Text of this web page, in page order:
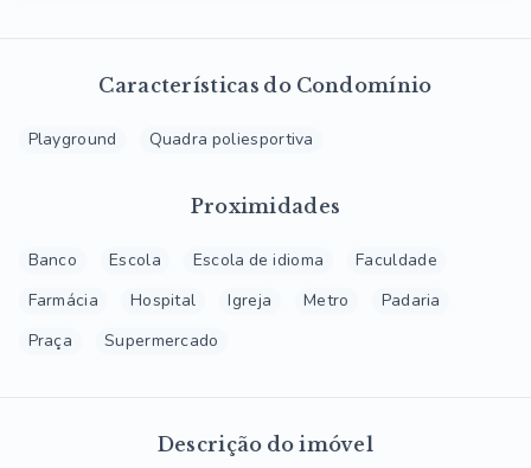
Características do Condomínio
Playground Quadra poliesportiva
Proximidades
Banco Escola Escola de idioma
Faculdade
Farmácia
Hospital Igreja Metro
Padaria
Praça
Supermercado
Descrição do imóvel